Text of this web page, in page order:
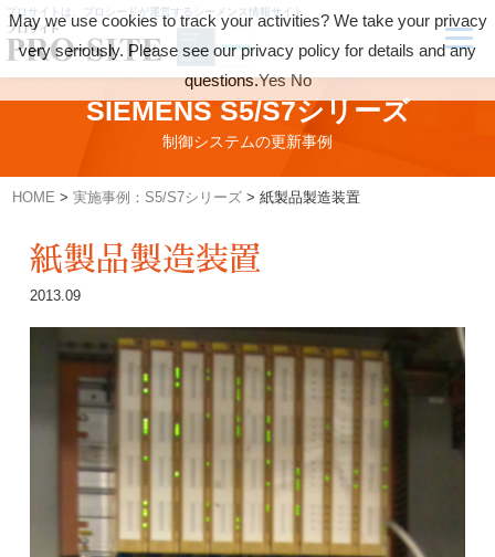
プロサイトは、プロシードが運営するシーメンス情報サイト
SIEMENS S5/S7シリーズ
制御システムの更新事例
HOME >実施事例：S5/S7シリーズ >紙製品製造装置
紙製品製造装置
2013.09
May we use cookies to track your activities? We take your privacy
very seriously. Please see our privacy policy for details and any
questions.Yes No